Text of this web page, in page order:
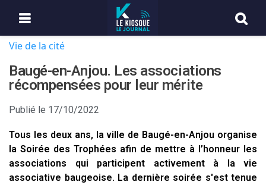
Vie de la cité
Baugé-en-Anjou. Les associations
récompensées pour leur mérite
Publié le 17/10/2022
Tous les deux ans, la ville de Baugé-en-Anjou organise
la Soirée des Trophées afin de mettre à l’honneur les
associations qui participent activement à la vie
associative baugeoise. La dernière soirée s'est tenue